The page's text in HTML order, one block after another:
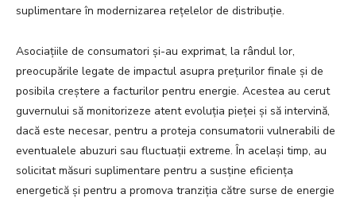
suplimentare în modernizarea rețelelor de distribuție.
Asociațiile de consumatori și-au exprimat, la rândul lor,
preocupările legate de impactul asupra prețurilor finale și de
posibila creștere a facturilor pentru energie. Acestea au cerut
guvernului să monitorizeze atent evoluția pieței și să intervină,
dacă este necesar, pentru a proteja consumatorii vulnerabili de
eventualele abuzuri sau fluctuații extreme. În același timp, au
solicitat măsuri suplimentare pentru a susține eficiența
energetică și pentru a promova tranziția către surse de energie